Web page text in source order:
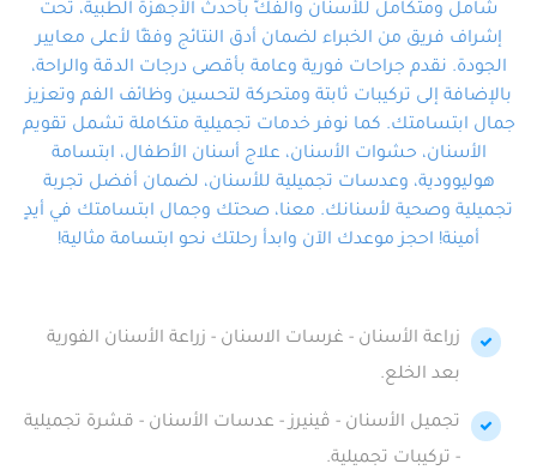
في أيد أمينة تلبي احتياجاتك بكل
احترافية ودقة.
شامل ومتكامل للأسنان والفكّ بأحدث الأجهزة الطبية، تحت
إشراف فريق من الخبراء لضمان أدق النتائج وفقًا لأعلى معايير
الجودة. نقدم جراحات فورية وعامة بأقصى درجات الدقة والراحة،
بالإضافة إلى تركيبات ثابتة ومتحركة لتحسين وظائف الفم وتعزيز
جمال ابتسامتك. كما نوفر خدمات تجميلية متكاملة تشمل تقويم
الأسنان، حشوات الأسنان، علاج أسنان الأطفال، ابتسامة
هوليوودية، وعدسات تجميلية للأسنان، لضمان أفضل تجربة
تجميلية وصحية لأسنانك. معنا، صحتك وجمال ابتسامتك في أيدٍ
أمينة! احجز موعدك الآن وابدأ رحلتك نحو ابتسامة مثالية!
زراعة الأسنان - غرسات الاسنان - زراعة الأسنان الفورية
بعد الخلع.
تجميل الأسنان - ڤينيرز - عدسات الأسنان - قشرة تجميلية
- تركيبات تجميلية.